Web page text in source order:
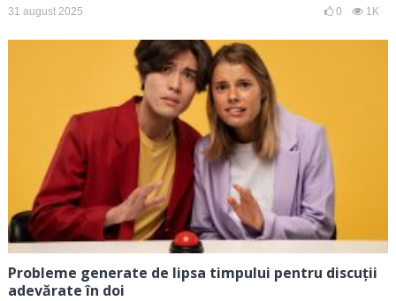
31 august 2025 0 1K
Probleme generate de lipsa timpului pentru discuții
adevărate în doi